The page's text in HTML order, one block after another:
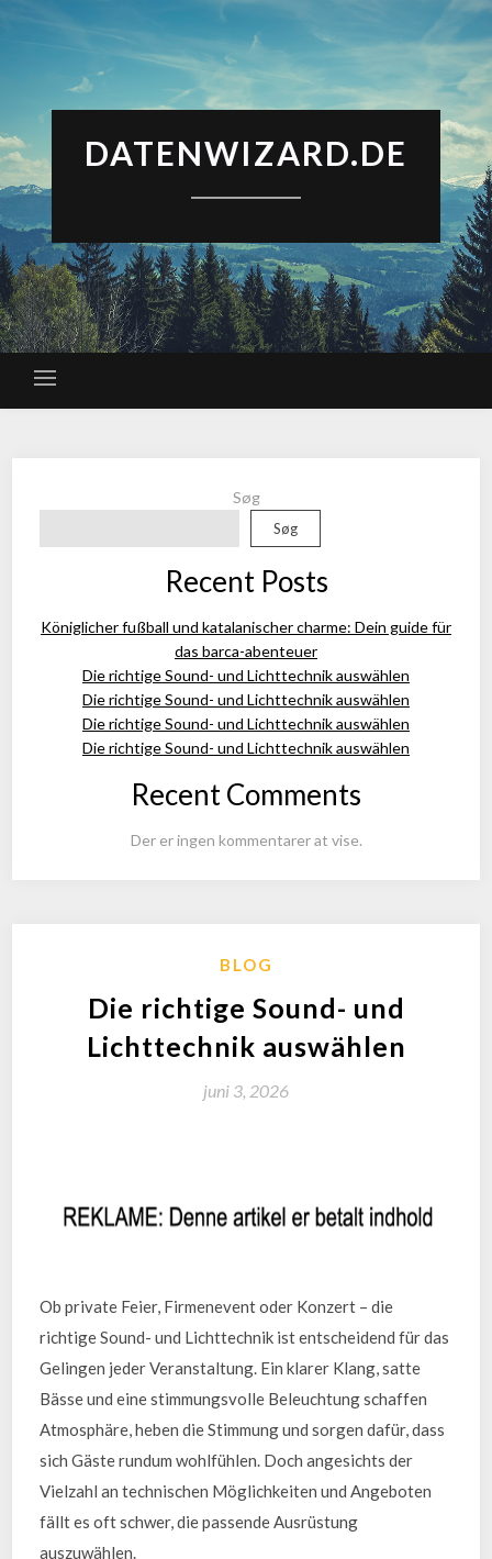
DATENWIZARD.DE
Søg
Søg
Recent Posts
Königlicher fußball und katalanischer charme: Dein guide für
das barca-abenteuer
Die richtige Sound- und Lichttechnik auswählen
Die richtige Sound- und Lichttechnik auswählen
Die richtige Sound- und Lichttechnik auswählen
Die richtige Sound- und Lichttechnik auswählen
Recent Comments
Der er ingen kommentarer at vise.
BLOG
Die richtige Sound- und
Lichttechnik auswählen
juni 3, 2026
Ob private Feier, Firmenevent oder Konzert – die
richtige Sound- und Lichttechnik ist entscheidend für das
Gelingen jeder Veranstaltung. Ein klarer Klang, satte
Bässe und eine stimmungsvolle Beleuchtung schaffen
Atmosphäre, heben die Stimmung und sorgen dafür, dass
sich Gäste rundum wohlfühlen. Doch angesichts der
Vielzahl an technischen Möglichkeiten und Angeboten
fällt es oft schwer, die passende Ausrüstung
auszuwählen.